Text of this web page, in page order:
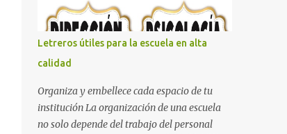
boxeo Ideas para decoraciones de fiestas
infantiles Cosas bonitas que se pueden hacer
con gomas de coche
Letreros útiles para la escuela en alta
calidad
Organiza y embellece cada espacio de tu
institución La organización de una escuela
no solo depende del trabajo del personal